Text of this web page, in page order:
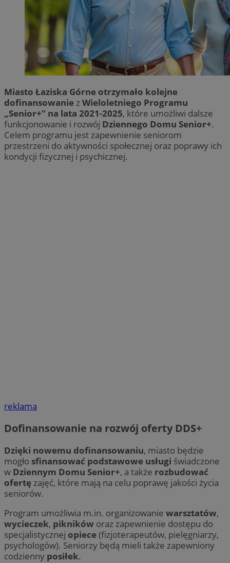
Miasto Łaziska Górne otrzymało kolejne
dofinansowaniezWieloletniego Programu
„Senior+” na lata 2021-2025, które umożliwi dalsze
funkcjonowanie i rozwój Dziennego Domu Senior+.
Celem programu jest zapewnienie seniorom
przestrzeni do aktywności społecznej oraz poprawy ich
kondycji fizycznej i psychicznej.
reklama
Dofinansowanie na rozwój oferty DDS+
Dzięki nowemu dofinansowaniu, miasto będzie
mogło sfinansować podstawowe usługi świadczone
w Dziennym Domu Senior+, a także rozbudować
ofertęzajęć, które mają na celu poprawę jakości życia
seniorów.
Program umożliwia m.in. organizowanie warsztatów,
wycieczek, pikników oraz zapewnienie dostępu do
specjalistycznej opiece(fizjoterapeutów, pielęgniarzy,
psychologów). Seniorzy będą mieli także zapewniony
codzienny posiłek.